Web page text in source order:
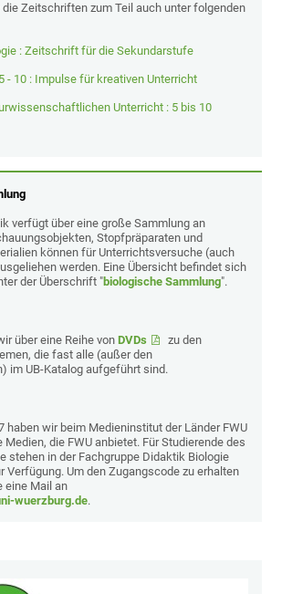
die Zeitschriften zum Teil auch unter folgenden
: Zeitschrift für die Sekundarstufe
- 10 : Impulse für kreativen Unterricht
Unterricht : 5 bis 10
verfügt über eine große Sammlung an
Stopfpräparaten und
können für Unterrichtsversuche (auch
werden. Eine Übersicht befindet sich
der Überschrift "biologische Sammlung".
über eine Reihe vonDVDs
zu den
die fast alle (außer den
im UB-Katalog aufgeführt sind.
haben wir beim Medieninstitut der Länder FWU
Medien, die FWU anbietet. Für Studierende des
stehen in der Fachgruppe Didaktik Biologie
Verfügung. Um den Zugangscode zu erhalten
eine Mail an
wuerzburg.de.